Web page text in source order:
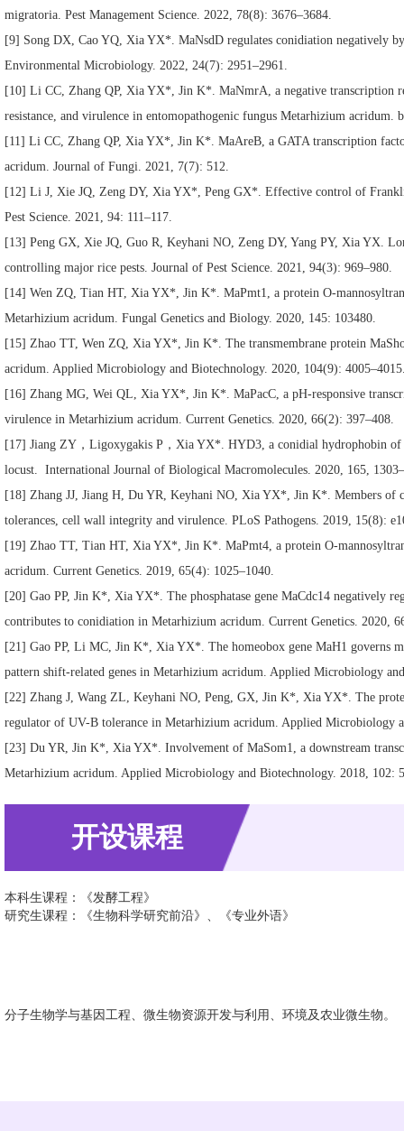
migratoria. Pest Management Science. 2022, 78(8): 3676–3684.
[9] Song DX, Cao YQ, Xia YX*. MaNsdD regulates conidiation negatively
Environmental Microbiology. 2022, 24(7): 2951–2961.
[10] Li CC, Zhang QP, Xia YX*, Jin K*. MaNmrA, a negative transcription
resistance, and virulence in entomopathogenic fungus Metarhizium acridum.
[11] Li CC, Zhang QP, Xia YX*, Jin K*. MaAreB, a GATA transcription
acridum. Journal of Fungi. 2021, 7(7): 512.
[12] Li J, Xie JQ, Zeng DY, Xia YX*, Peng GX*. Effective control of
Pest Science. 2021, 94: 111–117.
[13] Peng GX, Xie JQ, Guo R, Keyhani NO, Zeng DY, Yang PY, Xia YX.
controlling major rice pests. Journal of Pest Science. 2021, 94(3): 969–980.
[14] Wen ZQ, Tian HT, Xia YX*, Jin K*. MaPmt1, a protein O-
Metarhizium acridum. Fungal Genetics and Biology. 2020, 145: 103480.
[15] Zhao TT, Wen ZQ, Xia YX*, Jin K*. The transmembrane protein
acridum. Applied Microbiology and Biotechnology. 2020, 104(9):
[16] Zhang MG, Wei QL, Xia YX*, Jin K*. MaPacC, a pH-responsive
virulence in Metarhizium acridum. Current Genetics. 2020, 66(2): 397–408.
[17] Jiang ZY，Ligoxygakis P，Xia YX*. HYD3, a conidial hydrophobin of
locust. International Journal of Biological Macromolecules. 2020, 165,
[18] Zhang JJ, Jiang H, Du YR, Keyhani NO, Xia YX*, Jin K*. Members
tolerances, cell wall integrity and virulence. PLoS Pathogens. 2019, 15(8):
[19] Zhao TT, Tian HT, Xia YX*, Jin K*. MaPmt4, a protein O-
acridum. Current Genetics. 2019, 65(4): 1025–1040.
[20] Gao PP, Jin K*, Xia YX*. The phosphatase gene MaCdc14 negatively
contributes to conidiation in Metarhizium acridum. Current Genetics. 2020,
[21] Gao PP, Li MC, Jin K*, Xia YX*. The homeobox gene MaH1 governs
pattern shift-related genes in Metarhizium acridum. Applied Microbiology
[22] Zhang J, Wang ZL, Keyhani NO, Peng, GX, Jin K*, Xia YX*. The
regulator of UV-B tolerance in Metarhizium acridum. Applied Microbiology
[23] Du YR, Jin K*, Xia YX*. Involvement of MaSom1, a downstream
Metarhizium acridum. Applied Microbiology and Biotechnology. 2018, 102:
开设课程
本科生课程：《发酵工程》
研究生课程：《生物科学研究前沿》、《专业外语》
分子生物学与基因工程、微生物资源开发与利用、环境及农业微生物。